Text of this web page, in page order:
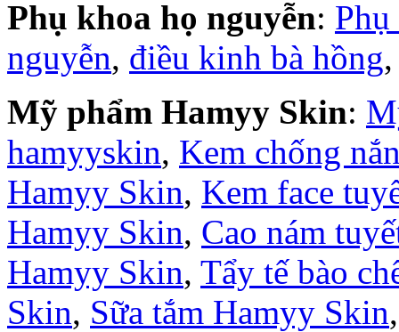
Phụ khoa họ nguyễn:
nguyễn, điều kinh bà hồng
Mỹ phẩm Hamyy Skin:
hamyyskin, Kem chống
Hamyy Skin, Kem face
Hamyy Skin, Cao nám
Hamyy Skin, Tẩy tế bào
Skin, Sữa tắm Hamyy Skin